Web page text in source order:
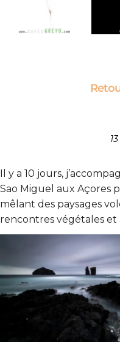
Il y a 10 jours,
Sao Miguel aux Açores
mêlant des paysages
rencontres végétales et